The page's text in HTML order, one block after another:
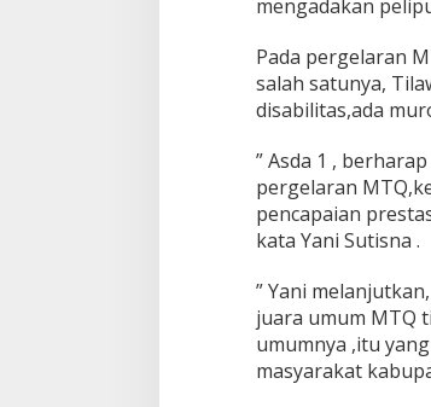
p
e
r
t
a
a
n
k
a
n
u
a
a
U
mengadakan
Pada pergelaran
salah satunya,
disabilitas,ada
” Asda 1 ,
pergelaran
pencapaian
kata Yani Sutisna .
” Yani
juara umum MTQ
umumnya ,itu
masyarakat